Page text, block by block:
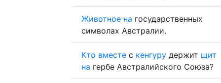
Животное на государственных
символах Австралии.
Кто вместе с кенгуру держит щит
на гербе Австралийского Союза?